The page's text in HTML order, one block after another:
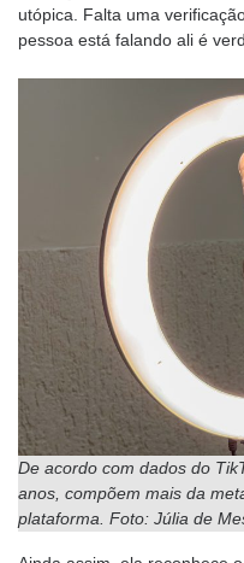
utópica. Falta uma
pessoa está falando ali é
De acordo com dados do
anos, compõem mais da
plataforma. Foto: Júlia de